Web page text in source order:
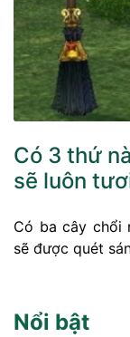
Có 3 thứ
sẽ luôn
Có ba cây chổi
sẽ được quét
Nổi bật